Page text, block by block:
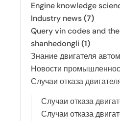
Engine knowledge
Industry news(7)
Query vin codes and
shanhedongli (1)
Знание двигателя
Новости
Случаи отказа
Случаи отказа
Случаи отказа